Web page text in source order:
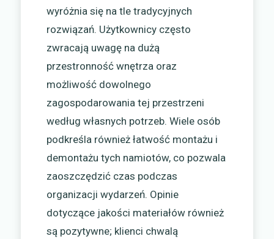
wyróżnia się na tle tradycyjnych
rozwiązań. Użytkownicy często
zwracają uwagę na dużą
przestronność wnętrza oraz
możliwość dowolnego
zagospodarowania tej przestrzeni
według własnych potrzeb. Wiele osób
podkreśla również łatwość montażu i
demontażu tych namiotów, co pozwala
zaoszczędzić czas podczas
organizacji wydarzeń. Opinie
dotyczące jakości materiałów również
są pozytywne; klienci chwalą